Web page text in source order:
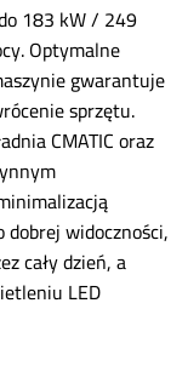
183 kW / 249
Optymalne
gwarantuje
sprzętu.
CMATIC oraz
widoczności,
cały dzień, a
LED